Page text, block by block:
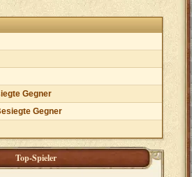
Gegner
Gegner
Top-Spieler